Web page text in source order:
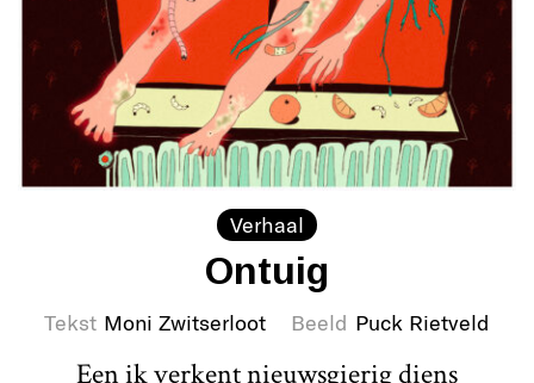
Verhaal
Ontuig
Tekst Moni Zwitserloot Beeld Puck Rietveld
Een ik verkent nieuwsgierig diens